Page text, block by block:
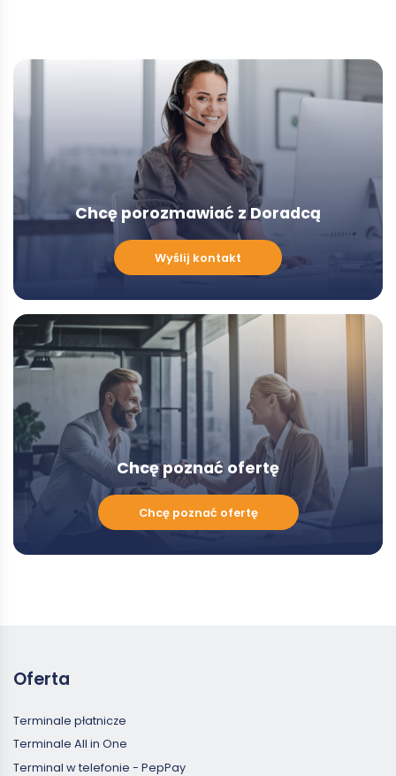
Chcę porozmawiać z Doradcą
porozmawiać
Doradcą
-
Modal
Wyślij kontakt
Chcę poznać ofertę
Chcę
Chcę poznać ofertę
Oferta
Terminale płatnicze
Terminale All in One
Terminal w telefonie - PepPay